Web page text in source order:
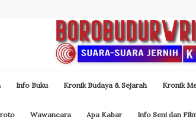
Info Buku Kronik Budaya & Sejarah Kronik
Wawancara Apa Kabar Info Seni dan